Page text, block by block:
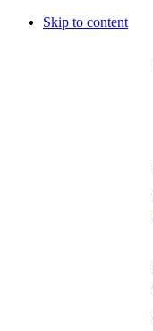
Skip to content